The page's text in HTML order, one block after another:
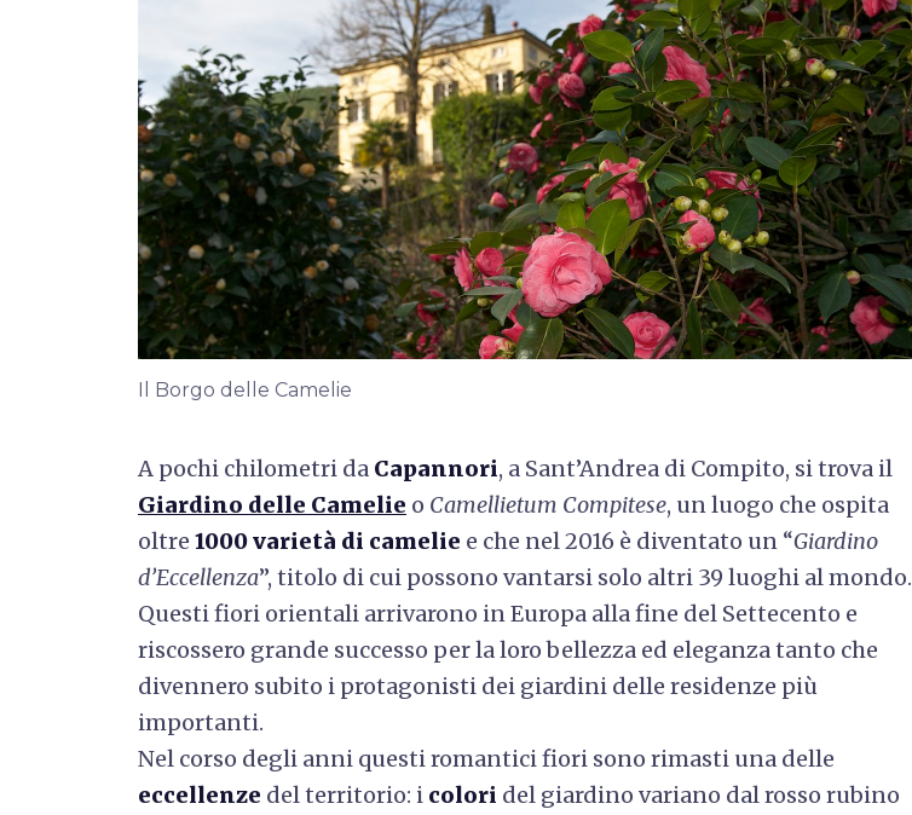
Il Borgo delle Camelie
A pochi chilometri da Capannori, a Sant’Andrea di Compito, si trova il
Giardino delle Camelie o Camellietum Compitese, un luogo che ospita
oltre 1000 varietà di camelie e che nel 2016 è diventato un “Giardino
d’Eccellenza”, titolo di cui possono vantarsi solo altri 39 luoghi al mondo.
Questi fiori orientali arrivarono in Europa alla fine del Settecento e
riscossero grande successo per la loro bellezza ed eleganza tanto che
divennero subito i protagonisti dei giardini delle residenze più
importanti.
Nel corso degli anni questi romantici fiori sono rimasti una delle
eccellenze del territorio: i colori del giardino variano dal rosso rubino